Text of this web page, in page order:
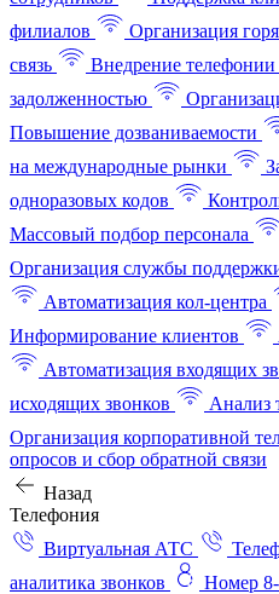
филиалов
Организация
связь
Внедрение
задолженностью
Повышение дозваниваемости
на международные рынки
одноразовых кодов
Массовый подбор персонала
Организация службы
Автоматизация кол-центра
Информирование клиентов
Автоматизация входящих
исходящих звонков
Анализ
Организация корпоративной
опросов и сбор обратной связи
Назад
Телефония
Виртуальная АТС
аналитика звонков
Номер